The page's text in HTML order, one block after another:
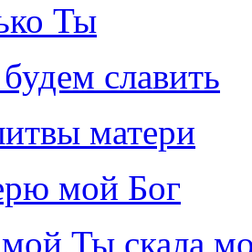
Ты
славить
матери
мой Бог
скала